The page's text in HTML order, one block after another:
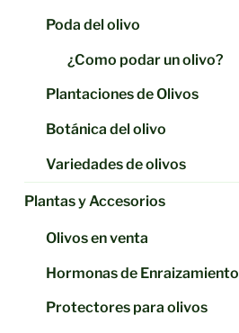
Poda del olivo
¿Como podar un olivo?
Plantaciones de Olivos
Botánica del olivo
Variedades de olivos
Plantas y Accesorios
Olivos en venta
Hormonas de Enraizamiento
Protectores para olivos